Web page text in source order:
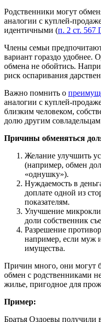
Родственники могут
аналогии с куплей-
идентичными (п. 2 ст.
Члены семьи
вариант гораздо удобнее.
обмена не обойтись.
риск оспаривания
Важно помнить о
аналогии с куплей-
близким человеком,
долю другим
Причины обменяться
Желание улучшить
(например, обмен
«однушку»).
Нуждаемость в
доплате одной из
показателям.
Улучшение
доли собственник
Разрешение
например, если муж
имущества.
Причин много, они могут
обмен с родственниками
жилье, пригодное для
Пример:
Братья Оздоевы получили